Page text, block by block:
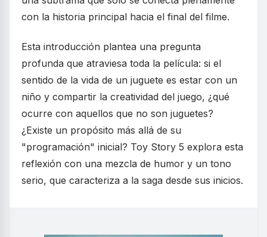
con la historia principal hacia el final del filme.
Esta introducción plantea una pregunta
profunda que atraviesa toda la película: si el
sentido de la vida de un juguete es estar con un
niño y compartir la creatividad del juego, ¿qué
ocurre con aquellos que no son juguetes?
¿Existe un propósito más allá de su
"programación" inicial? Toy Story 5 explora esta
reflexión con una mezcla de humor y un tono
serio, que caracteriza a la saga desde sus inicios.